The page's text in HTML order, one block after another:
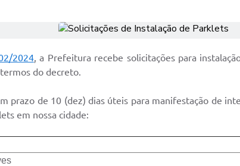
2024, a Prefeitura recebe solicitações para
do decreto.
prazo de 10 (dez) dias úteis para manifestação de
em nossa cidade: